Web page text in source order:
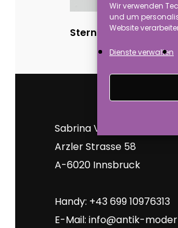
Wir verwenden
und um
Website
Dienste verwalten
Stern Durchmesser
Sabrina Vogel
Arzler Strasse 58
A-6020 Innsbruck
Handy: +43 699 10976313
E-Mail: info@antik-